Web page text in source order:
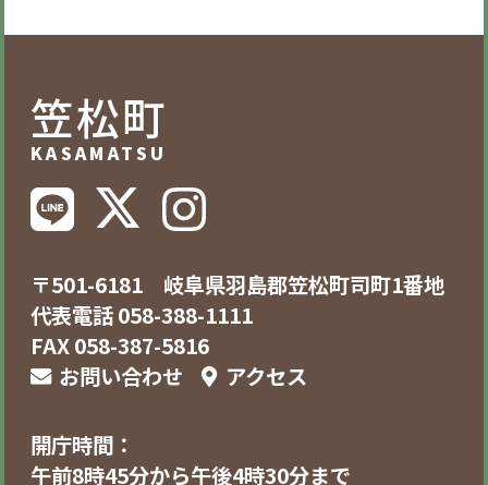
笠松町
KASAMATSU
〒501-6181 岐阜県羽島郡笠松町司町1番地
代表電話 058-388-1111
FAX 058-387-5816
お問い合わせ
アクセス
開庁時間：
午前8時45分から午後4時30分まで